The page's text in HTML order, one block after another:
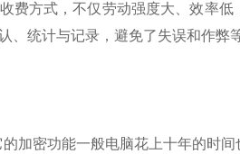
方式，不仅劳动强度大、效率低
、统计与记录，避免了失误和作弊
密功能一般电脑花上十年的时间